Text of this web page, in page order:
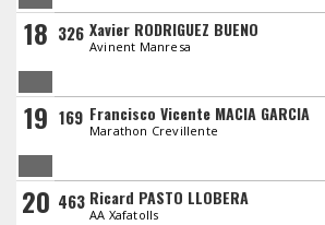
18 326 Xavier RODRIGUEZ BUENO
Avinent Manresa
19 169 Francisco Vicente MACIA GARCIA
Marathon Crevillente
20 463 Ricard PASTO LLOBERA
AA Xafatolls